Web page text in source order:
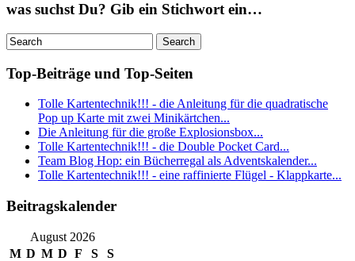
was suchst Du? Gib ein Stichwort ein…
Top-Beiträge und Top-Seiten
Tolle Kartentechnik!!! - die Anleitung für die quadratische
Pop up Karte mit zwei Minikärtchen...
Die Anleitung für die große Explosionsbox...
Tolle Kartentechnik!!! - die Double Pocket Card...
Team Blog Hop: ein Bücherregal als Adventskalender...
Tolle Kartentechnik!!! - eine raffinierte Flügel - Klappkarte...
Beitragskalender
August 2026
M D M D F S
S